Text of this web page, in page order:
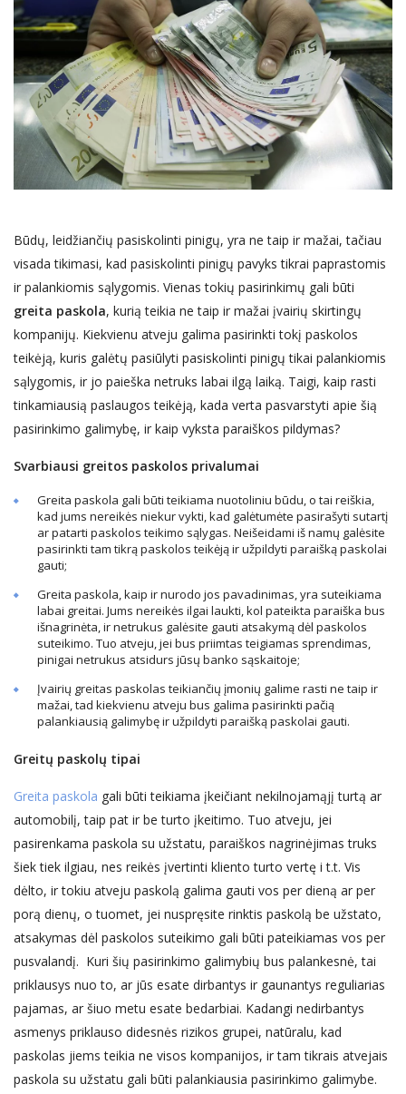
Būdų, leidžiančių pasiskolinti pinigų, yra ne taip ir mažai, tačiau
visada tikimasi, kad pasiskolinti pinigų pavyks tikrai paprastomis
ir palankiomis sąlygomis. Vienas tokių pasirinkimų gali būti
greita paskola, kurią teikia ne taip ir mažai įvairių skirtingų
kompanijų. Kiekvienu atveju galima pasirinkti tokį paskolos
teikėją, kuris galėtų pasiūlyti pasiskolinti pinigų tikai palankiomis
sąlygomis, ir jo paieška netruks labai ilgą laiką. Taigi, kaip rasti
tinkamiausią paslaugos teikėją, kada verta pasvarstyti apie šią
pasirinkimo galimybę, ir kaip vyksta paraiškos pildymas?
Svarbiausi greitos paskolos privalumai
Greita paskola gali būti teikiama nuotoliniu būdu, o tai reiškia,
kad jums nereikės niekur vykti, kad galėtumėte pasirašyti sutartį
ar patarti paskolos teikimo sąlygas. Neišeidami iš namų galėsite
pasirinkti tam tikrą paskolos teikėją ir užpildyti paraišką paskolai
gauti;
Greita paskola, kaip ir nurodo jos pavadinimas, yra suteikiama
labai greitai. Jums nereikės ilgai laukti, kol pateikta paraiška bus
išnagrinėta, ir netrukus galėsite gauti atsakymą dėl paskolos
suteikimo. Tuo atveju, jei bus priimtas teigiamas sprendimas,
pinigai netrukus atsidurs jūsų banko sąskaitoje;
Įvairių greitas paskolas teikiančių įmonių galime rasti ne taip ir
mažai, tad kiekvienu atveju bus galima pasirinkti pačią
palankiausią galimybę ir užpildyti paraišką paskolai gauti.
Greitų paskolų tipai
Greita paskola gali būti teikiama įkeičiant nekilnojamąjį turtą ar
automobilį, taip pat ir be turto įkeitimo. Tuo atveju, jei
pasirenkama paskola su užstatu, paraiškos nagrinėjimas truks
šiek tiek ilgiau, nes reikės įvertinti kliento turto vertę i t.t. Vis
dėlto, ir tokiu atveju paskolą galima gauti vos per dieną ar per
porą dienų, o tuomet, jei nuspręsite rinktis paskolą be užstato,
atsakymas dėl paskolos suteikimo gali būti pateikiamas vos per
pusvalandį. Kuri šių pasirinkimo galimybių bus palankesnė, tai
priklausys nuo to, ar jūs esate dirbantys ir gaunantys reguliarias
pajamas, ar šiuo metu esate bedarbiai. Kadangi nedirbantys
asmenys priklauso didesnės rizikos grupei, natūralu, kad
paskolas jiems teikia ne visos kompanijos, ir tam tikrais atvejais
paskola su užstatu gali būti palankiausia pasirinkimo galimybe.